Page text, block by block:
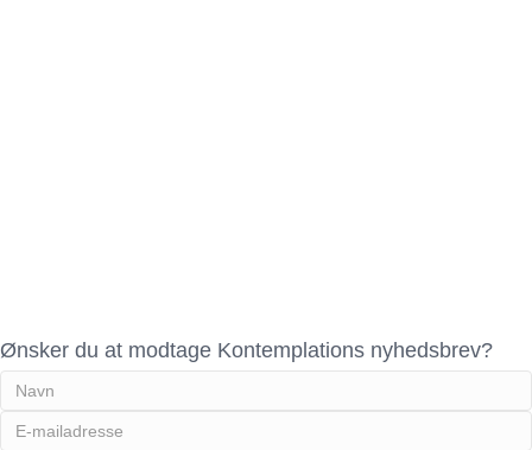
Ønsker du at modtage Kontemplations nyhedsbrev?